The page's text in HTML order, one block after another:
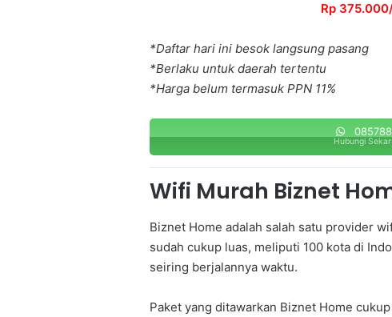
Rp
*Daftar hari ini besok langsung pasang
*Berlaku untuk daerah tertentu
*Harga belum termasuk PPN 11%
Hubungi
Wifi Murah Biznet
Biznet Home adalah salah satu provider
sudah cukup luas, meliputi 100 kota di
seiring berjalannya waktu.
Paket yang ditawarkan Biznet Home